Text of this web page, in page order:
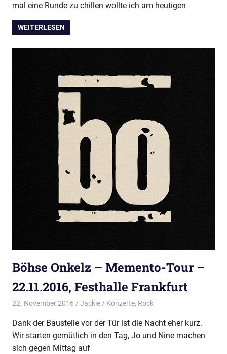
mal eine Runde zu chillen wollte ich am heutigen
WEITERLESEN
Böhse Onkelz – Memento-Tour –
22.11.2016, Festhalle Frankfurt
22. November 2016 Jackie Konzerte, Rock
Dank der Baustelle vor der Tür ist die Nacht eher kurz.
Wir starten gemütlich in den Tag, Jo und Nine machen
sich gegen Mittag auf